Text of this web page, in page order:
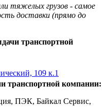
тяжелых грузов - самое
доставки (прямо до
транспортной
109 к.1
транспортной компании:
ПЭК, Байкал Сервис,